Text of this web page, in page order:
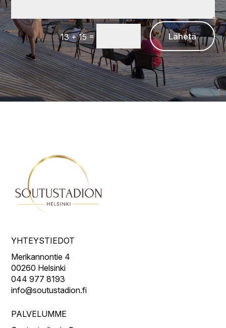
13 + 15= Lähetä
YHTEYSTIEDOT
Merikannontie 4
00260 Helsinki
044 977 8193
info@soutustadion.fi
PALVELUMME